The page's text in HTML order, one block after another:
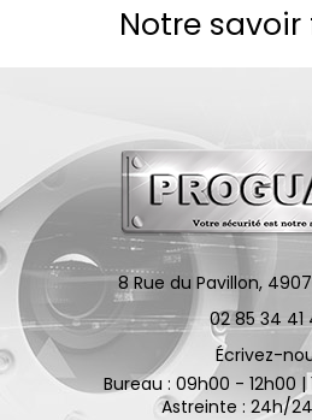
Notre
8 Rue du Pavillon,
02 85 34 41
Écrivez-
Bureau : 09h00 - 12h00 |
Astreinte :